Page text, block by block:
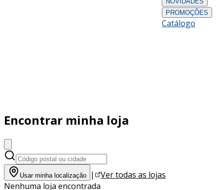
PROMOÇÕES
Catálogo
Encontrar minha loja
Usar minha localização |
Ver todas as lojas
Nenhuma loja encontrada